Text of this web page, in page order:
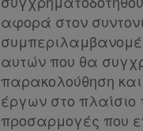
αφορά στον
αυτών που θα
παρακολούθηση
έργων στο πλαίσιο
προσαρμογές που